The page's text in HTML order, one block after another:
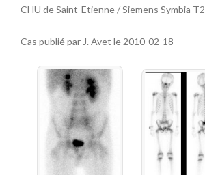
CHU de Saint-Etienne / Siemens Symbia T2
Cas publié par J. Avet le 2010-02-18